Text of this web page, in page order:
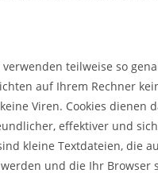
teilweise so
auf Ihrem Rechner
Viren. Cookies dienen
effektiver und
kleine Textdateien, die
und die Ihr Browser